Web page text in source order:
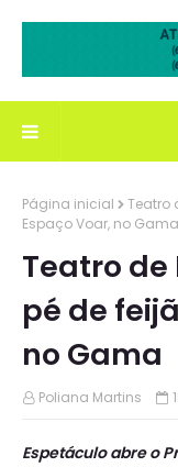
Página inicial
Teatro
Espaço Voar, no Gama
Teatro de
pé de
no Gama
Poliana Martins
Espetáculo abre o